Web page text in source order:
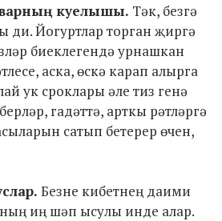
куелышы. Тәк, безгә
ди. Йогуртлар торган җиргә
биеклегендә урнашкан
аска, өскә карап алырга
ук сроклары әле тиз генә
гадәттә, арткы рәтләргә
сатып бетерер өчен,
Безне кибетнең даими
иң шәп ысулы инде алар.